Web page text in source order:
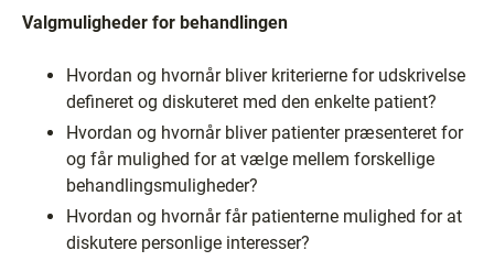
Valgmuligheder for behandlingen
Hvordan og hvornår bliver kriterierne for udskrivelse
defineret og diskuteret med den enkelte patient?
Hvordan og hvornår bliver patienter præsenteret for
og får mulighed for at vælge mellem forskellige
behandlingsmuligheder?
Hvordan og hvornår får patienterne mulighed for at
diskutere personlige interesser?